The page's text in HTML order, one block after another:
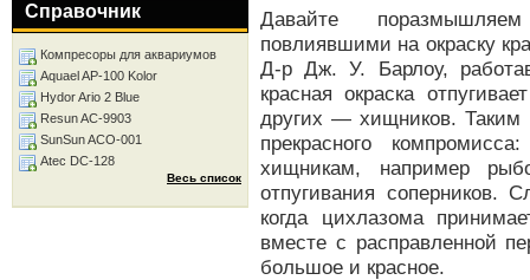
Давайте
повлиявшими на окраску
Д-р Дж. У. Барлоу,
красная окраска
других — хищников. Таким
прекрасного
хищникам, например
отпугивания соперников.
когда цихлазома
вместе с расправленной
большое и красное.
Справочник
Компресоры для аквариумов
Aquael AP-100 Kolor
Hydor Ario 2 Blue
Resun AC-9903
SunSun ACO-001
Atec DC-128
Весь список